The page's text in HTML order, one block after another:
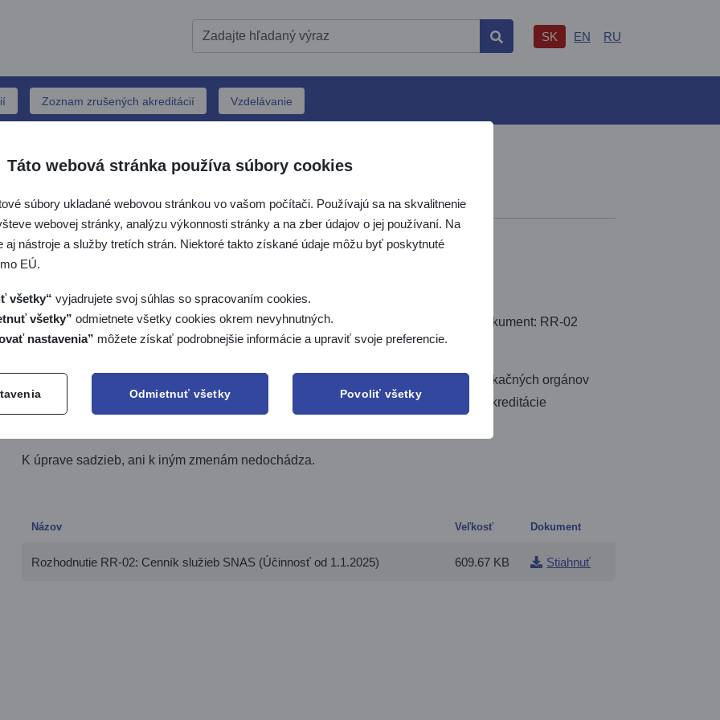
SK EN
RU
Hľadať
Zoznam zrušených akreditácií Vzdelávanie
/ zatvoriť menu - O nás
/ zatvoriť menu - Akreditácia
Cenník služieb SNAS
Cenník služieb SNAS platný od 1.1.2025
Slovenská národná akreditačná služba si Vám dovoľuje oznámiť, že bol vydaný dokument: RR-02
Cenník služieb SNAS, s účinnosťou od 01.01.2025.
Dôvodom zmeny Cenníka služieb SNAS sú nové služby v oblasti akreditácie certifikačných orgánov
certifikujúcich produkty - špecifická schéma: Kybernetická bezpečnosť a v oblasti akreditácie
K úprave sadzieb, ani k iným zmenám nedochádza.
Názov Veľkosť Dokument
Rozhodnutie RR-02: Cenník služieb SNAS (Účinnosť od 1.1.2025) 609.67 KB Stiahnuť
Táto webová stránka používa súbory cookies
súbory ukladané webovou stránkou vo vašom počítači. Používajú sa na skvalitnenie
webovej stránky, analýzu výkonnosti stránky a na zber údajov o jej používaní. Na
aj nástroje a služby tretích strán. Niektoré takto získané údaje môžu byť poskytnuté
EÚ.
všetky“ vyjadrujete svoj súhlas so spracovaním cookies.
všetky” odmietnete všetky cookies okrem nevyhnutných.
nastavenia” môžete získať podrobnejšie informácie a upraviť svoje preferencie.
Odmietnuť všetky Povoliť všetky